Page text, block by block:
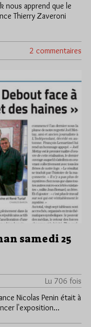
nous apprend que le
Thierry Zaveroni
2 commentaires
samedi 25
Lu 706 fois
Nicolas Penin était à
l'exposition…